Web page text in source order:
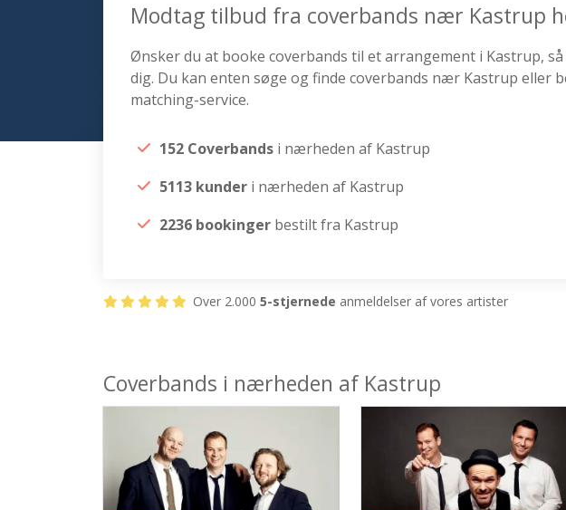
Modtag tilbud fra coverbands nær Kastrup
Ønsker du at booke coverbands til et arrangement i Kastrup,
dig. Du kan enten søge og finde coverbands nær Kastrup eller
matching-service.
152 Coverbands i nærheden af Kastrup
5113 kunder i nærheden af Kastrup
2236 bookinger bestilt fra Kastrup
Over 2.000 5-stjernede anmeldelser af vores artister
Coverbands i nærheden af Kastrup